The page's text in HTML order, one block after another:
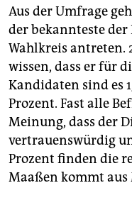
Aus der Umfrage
der bekannteste
Wahlkreis antreten.
wissen, dass er für
Kandidaten sind es
Prozent. Fast alle
Meinung, dass der
vertrauenswürdig
Prozent finden die
Maaßen kommt aus